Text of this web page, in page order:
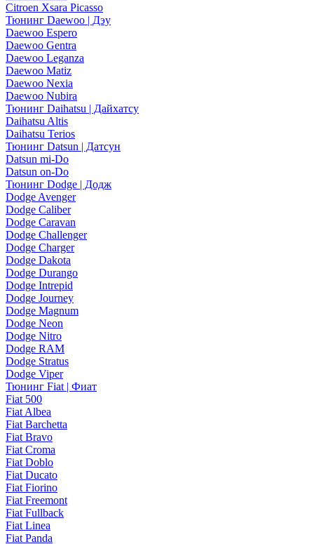
Citroen Xsara Picasso
Тюнинг Daewoo | Дэу
Daewoo Espero
Daewoo Gentra
Daewoo Leganza
Daewoo Matiz
Daewoo Nexia
Daewoo Nubira
Тюнинг Daihatsu | Дайхатсу
Daihatsu Altis
Daihatsu Terios
Тюнинг Datsun | Датсун
Datsun mi-Do
Datsun on-Do
Тюнинг Dodge | Додж
Dodge Avenger
Dodge Caliber
Dodge Caravan
Dodge Challenger
Dodge Charger
Dodge Dakota
Dodge Durango
Dodge Intrepid
Dodge Journey
Dodge Magnum
Dodge Neon
Dodge Nitro
Dodge RAM
Dodge Stratus
Dodge Viper
Тюнинг Fiat | Фиат
Fiat 500
Fiat Albea
Fiat Barchetta
Fiat Bravo
Fiat Croma
Fiat Doblo
Fiat Ducato
Fiat Fiorino
Fiat Freemont
Fiat Fullback
Fiat Linea
Fiat Panda